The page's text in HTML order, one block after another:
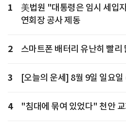
1
美법원 "대통령은 임시 세입
연회장 공사 제동
2 스마트폰 배터리 유난히 빨리
3 [오늘의 운세] 8월 9일 일요
4 "침대에 묶여 있었다" 천안